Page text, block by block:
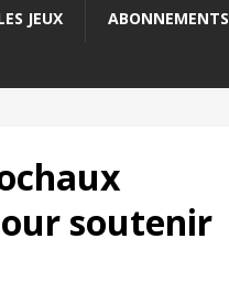
JEUX ABONNEMENTS
soutenir